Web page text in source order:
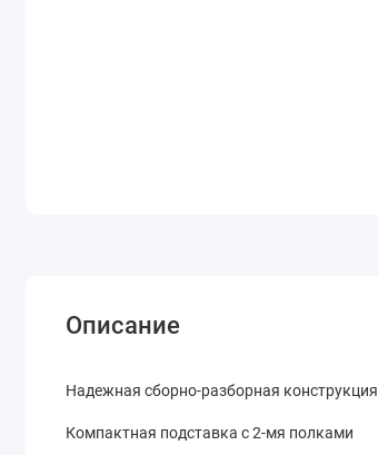
Описание
Надежная сборно-разборная конструкция
Компактная подставка с 2-мя полками